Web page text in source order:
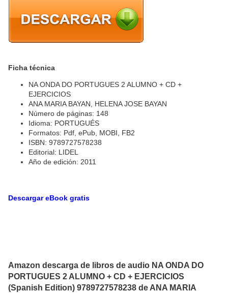
Ficha técnica
NA ONDA DO PORTUGUES 2 ALUMNO + CD +
EJERCICIOS
ANA MARIA BAYAN, HELENA JOSE BAYAN
Número de páginas: 148
Idioma: PORTUGUÉS
Formatos: Pdf, ePub, MOBI, FB2
ISBN: 9789727578238
Editorial: LIDEL
Año de edición: 2011
Descargar eBook gratis
Amazon descarga de libros de audio NA ONDA DO
PORTUGUES 2 ALUMNO + CD + EJERCICIOS
(Spanish Edition) 9789727578238 de ANA MARIA